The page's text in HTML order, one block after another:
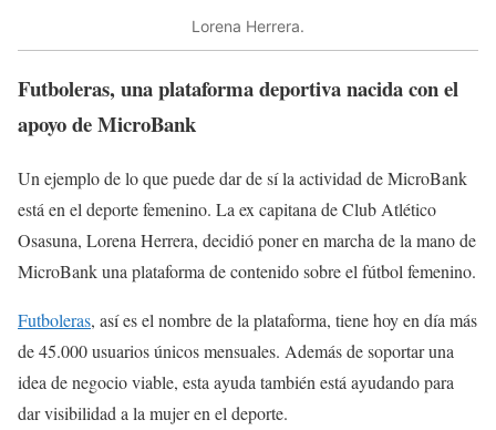
Lorena Herrera.
Futboleras, una plataforma deportiva nacida con el
apoyo de MicroBank
Un ejemplo de lo que puede dar de sí la actividad de MicroBank
está en el deporte femenino. La ex capitana de Club Atlético
Osasuna, Lorena Herrera, decidió poner en marcha de la mano de
MicroBank una plataforma de contenido sobre el fútbol femenino.
Futboleras, así es el nombre de la plataforma, tiene hoy en día más
de 45.000 usuarios únicos mensuales. Además de soportar una
idea de negocio viable, esta ayuda también está ayudando para
dar visibilidad a la mujer en el deporte.